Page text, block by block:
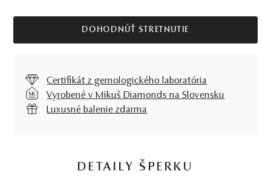
DOHODNÚŤ STRETNUTIE
Certifikát z gemologického laboratória
Vyrobené v Mikuš Diamonds na Slovensku
Luxusné balenie zdarma
DETAILY ŠPERKU